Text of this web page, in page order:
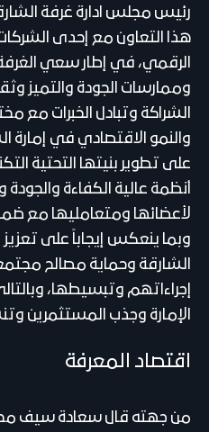
رئيس مجلس ادارة غرفة
هذا التعاون مع إحدى
الرقمي، في إطار سعي
وممارسات الجودة والتميز
الشراكة وتبادل الخبرات مع
والنمو الاقتصادي في إمارة
على تطوير بنيتها التحتية
أنظمة عالية الكفاءة
لأعضائها ومتعامليها مع
وبما ينعكس إيجاباً على
الشارقة وحماية مصالح
إجراءاتهم وتبسيطها،
الإمارة وجذب المستثمرين
اقتصاد المعرفة
من جهته قال سعادة سيف